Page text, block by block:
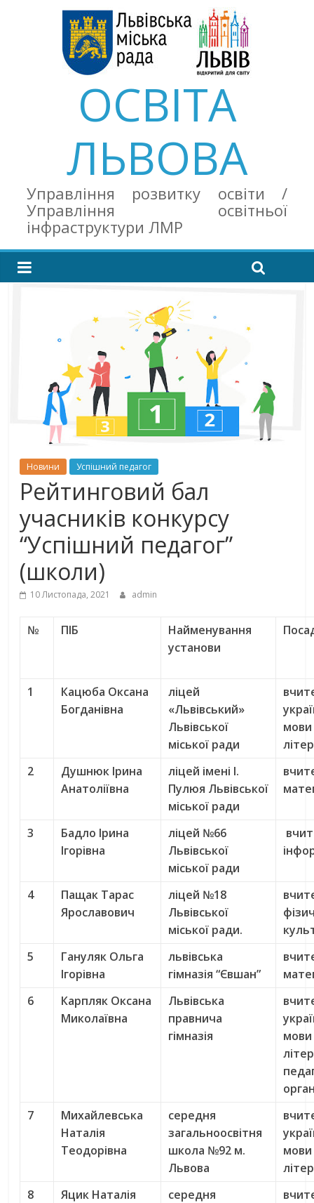
ОСВІТА
ЛЬВОВА
Управління розвитку освіти /
Управління освітньої
інфраструктури ЛМР
Новини Успішний педагог
Рейтинговий бал
учасників конкурсу
“Успішний педагог”
(школи)
10 Листопада, 2021 admin
№ ПІБ
Найменування
установи
1
Кацюба Оксана
Богданівна
ліцей
«Львівський»
Львівської
міської ради
2
Душнюк Ірина
Анатоліївна
ліцей імені І.
Пулюя Львівської
міської ради
3
Бадло Ірина
Ігорівна
ліцей №66
Львівської
міської ради
4
Пащак Тарас
Ярославович
ліцей №18
Львівської
міської ради.
5
Гануляк Ольга
Ігорівна
львівська
гімназія “Євшан”
6
Карпляк Оксана
Миколаївна
Львівська
правнича
гімназія
7
Михайлевська
Наталія
Теодорівна
середня
загальноосвітня
школа №92 м.
Львова
8
Яцик Наталія
середня